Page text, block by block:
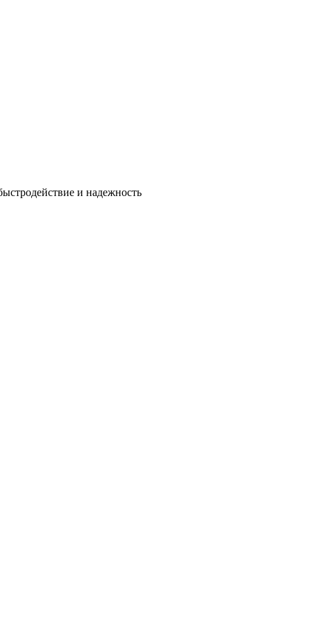
и надежность